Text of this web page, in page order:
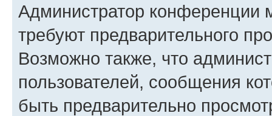
Администратор конференции
требуют предварительного
Возможно также, что
пользователей, сообщения
быть предварительно